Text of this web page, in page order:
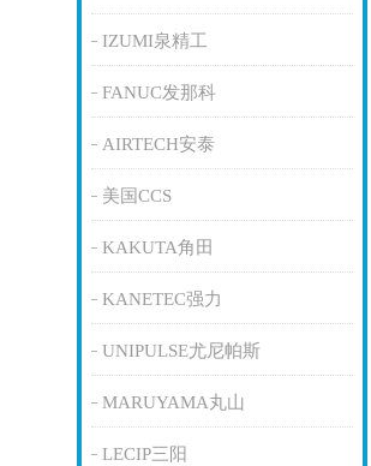
IZUMI泉精工
FANUC发那科
AIRTECH安泰
美国CCS
KAKUTA角田
KANETEC强力
UNIPULSE尤尼帕斯
MARUYAMA丸山
LECIP三阳